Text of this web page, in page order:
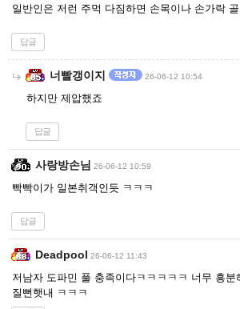
일반인은 저런 주먹 다짐하면 손목이나 손가락 골
답글
너빨갱이지 26-06-12 10:54
하지만 제압했죠
답글
사랑방손님 26-06-12 10:59
빡빡이가 일본취객인듯 ㅋㅋㅋ
답글
Deadpool 26-06-12 11:43
저남자 도파민 풀 충족이다ㅋㅋㅋㅋㅋ 너무 흥분
질뻔햇내 ㅋㅋㅋ